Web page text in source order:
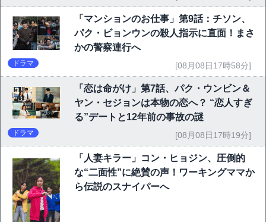
「マンションのお仕事」第9話：チソン、
パク・ビョンウンの殺人指示に直面！まさ
かの警察連行へ
ドラマ [08月08日17時58分]
「恋は命がけ」第7話、パク・ウンビン＆
ヤン・セジョンは本物の恋へ？ “恋人すぎ
る”デートと12年前の事故の謎
ドラマ [08月08日17時19分]
「人妻キラー」コン・ヒョジン、圧倒的
な“二面性”に絶賛の声！ワーキングママか
ら伝説のスナイパーへ